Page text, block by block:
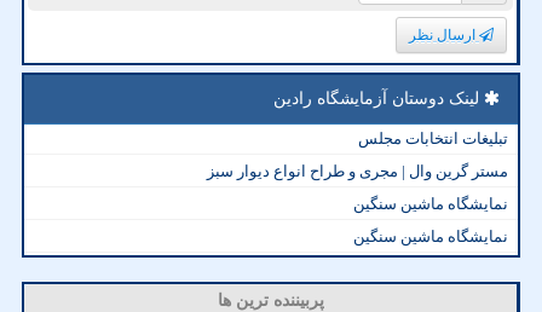
ارسال نظر
لینک دوستان آزمایشگاه رادین
تبلیغات انتخابات مجلس
مستر گرین وال | مجری و طراح انواع دیوار سبز
نمایشگاه ماشین سنگین
نمایشگاه ماشین سنگین
پربیننده ترین ها